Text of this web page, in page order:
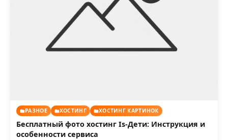
РАЗНОЕ ХОСТИНГ ХОСТИНГ КАРТИНОК
Бесплатный фото хостинг Is-Дети: Инструкция и
особенности сервиса